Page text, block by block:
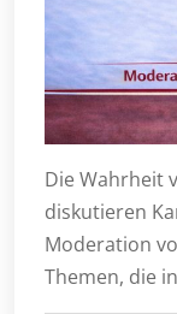
Die Wahrheit
diskutieren
Moderation
Themen, die